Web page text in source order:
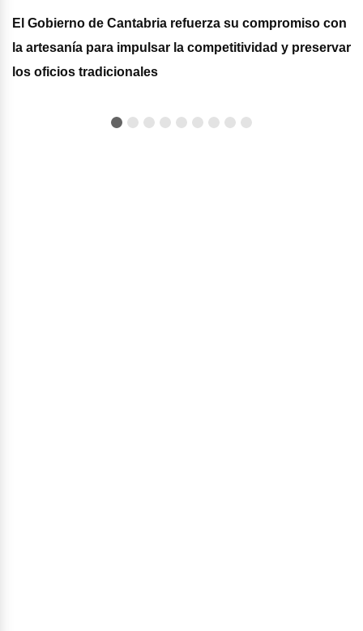
El Gobierno de Cantabria refuerza su compromiso con
la artesanía para impulsar la competitividad y preservar
los oficios tradicionales